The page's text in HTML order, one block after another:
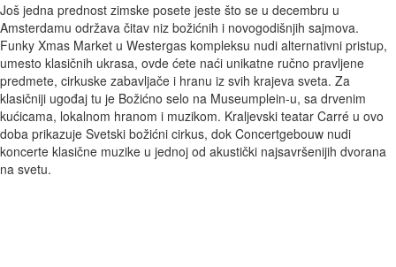
Još jedna prednost zimske posete jeste što se u decembru u
Amsterdamu održava čitav niz božićnih i novogodišnjih sajmova.
Funky Xmas Market u Westergas kompleksu nudi alternativni pristup,
umesto klasičnih ukrasa, ovde ćete naći unikatne ručno pravljene
predmete, cirkuske zabavljače i hranu iz svih krajeva sveta. Za
klasičniji ugođaj tu je Božićno selo na Museumplein-u, sa drvenim
kućicama, lokalnom hranom i muzikom. Kraljevski teatar Carré u ovo
doba prikazuje Svetski božićni cirkus, dok Concertgebouw nudi
koncerte klasične muzike u jednoj od akustički najsavršenijih dvorana
na svetu.